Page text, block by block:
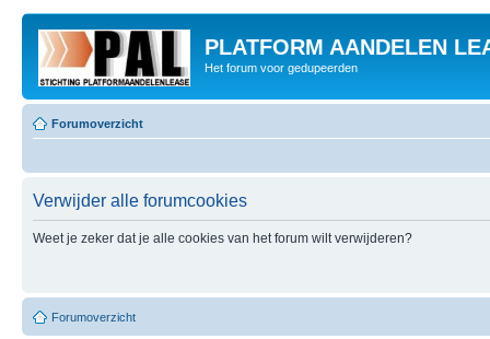
PLATFORM AANDELEN
Het forum voor gedupeerden
Forumoverzicht
Verwijder alle forumcookies
Weet je zeker dat je alle cookies van het forum wilt verwijderen?
Forumoverzicht